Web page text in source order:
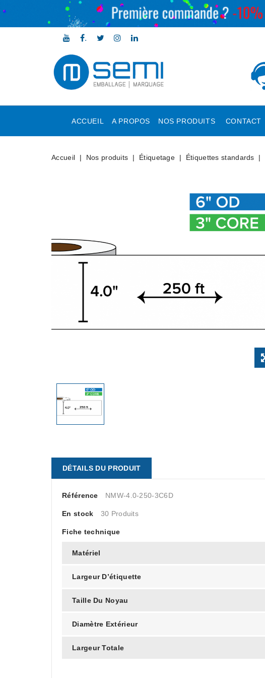
.
ACCUEIL A PROPOS NOS PRODUITS CONTACT
Accueil Nos produits Étiquetage Étiquettes standards
DÉTAILS DU PRODUIT
Référence NMW-4.0-250-3C6D
En stock 30 Produits
Fiche technique
Matériel
Largeur D’étiquette
Taille Du Noyau
Diamètre Extérieur
Largeur Totale